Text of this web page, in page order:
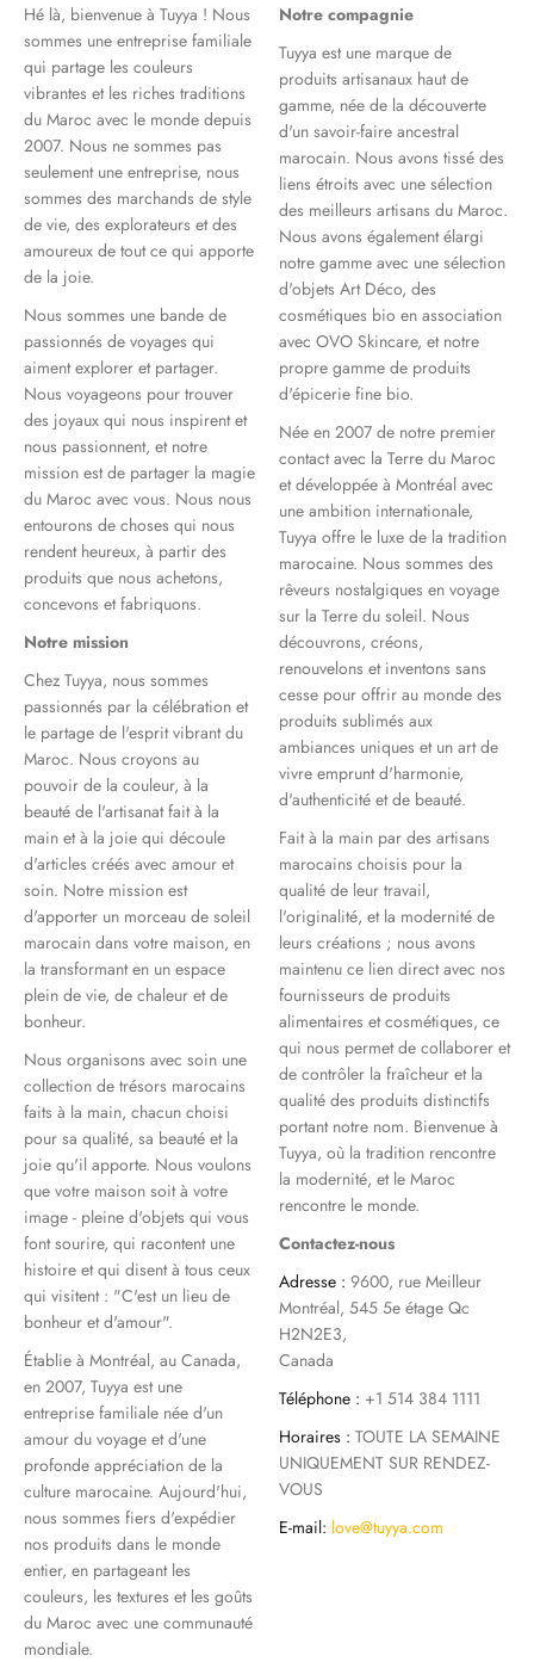
Hé là, bienvenue à Tuyya ! Nous
sommes une entreprise familiale
qui partage les couleurs
vibrantes et les riches traditions
du Maroc avec le monde depuis
2007. Nous ne sommes pas
seulement une entreprise, nous
sommes des marchands de style
de vie, des explorateurs et des
amoureux de tout ce qui apporte
de la joie.
Nous sommes une bande de
passionnés de voyages qui
aiment explorer et partager.
Nous voyageons pour trouver
des joyaux qui nous inspirent et
nous passionnent, et notre
mission est de partager la magie
du Maroc avec vous. Nous nous
entourons de choses qui nous
rendent heureux, à partir des
produits que nous achetons,
concevons et fabriquons.
Notre mission
Chez Tuyya, nous sommes
passionnés par la célébration et
le partage de l'esprit vibrant du
Maroc. Nous croyons au
pouvoir de la couleur, à la
beauté de l'artisanat fait à la
main et à la joie qui découle
d'articles créés avec amour et
soin. Notre mission est
d'apporter un morceau de soleil
marocain dans votre maison, en
la transformant en un espace
plein de vie, de chaleur et de
bonheur.
Nous organisons avec soin une
collection de trésors marocains
faits à la main, chacun choisi
pour sa qualité, sa beauté et la
joie qu'il apporte. Nous voulons
que votre maison soit à votre
image - pleine d'objets qui vous
font sourire, qui racontent une
histoire et qui disent à tous ceux
qui visitent : "C'est un lieu de
bonheur et d'amour".
Établie à Montréal, au Canada,
en 2007, Tuyya est une
entreprise familiale née d'un
amour du voyage et d'une
profonde appréciation de la
culture marocaine. Aujourd'hui,
nous sommes fiers d'expédier
nos produits dans le monde
entier, en partageant les
couleurs, les textures et les goûts
du Maroc avec une communauté
mondiale.
Notre compagnie
Tuyya est une marque de
produits artisanaux haut de
gamme, née de la découverte
d'un savoir-faire ancestral
marocain. Nous avons tissé des
liens étroits avec une sélection
des meilleurs artisans du Maroc.
Nous avons également élargi
notre gamme avec une sélection
d'objets Art Déco, des
cosmétiques bio en association
avec OVO Skincare, et notre
propre gamme de produits
d'épicerie fine bio.
Née en 2007 de notre premier
contact avec la Terre du Maroc
et développée à Montréal avec
une ambition internationale,
Tuyya offre le luxe de la tradition
marocaine. Nous sommes des
rêveurs nostalgiques en voyage
sur la Terre du soleil. Nous
découvrons, créons,
renouvelons et inventons sans
cesse pour offrir au monde des
produits sublimés aux
ambiances uniques et un art de
vivre emprunt d'harmonie,
d'authenticité et de beauté.
Fait à la main par des artisans
marocains choisis pour la
qualité de leur travail,
l'originalité, et la modernité de
leurs créations ; nous avons
maintenu ce lien direct avec nos
fournisseurs de produits
alimentaires et cosmétiques, ce
qui nous permet de collaborer et
de contrôler la fraîcheur et la
qualité des produits distinctifs
portant notre nom. Bienvenue à
Tuyya, où la tradition rencontre
la modernité, et le Maroc
rencontre le monde.
Contactez-nous
Adresse : 9600, rue Meilleur
Montréal, 545 5e étage Qc
H2N2E3,
Canada
Téléphone : +1 514 384 1111
Horaires : TOUTE LA SEMAINE
UNIQUEMENT SUR RENDEZ-
VOUS
E-mail: love@tuyya.com